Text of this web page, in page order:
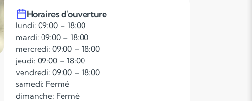
Horaires d'ouverture
lundi: 09:00 – 18:00
mardi: 09:00 – 18:00
mercredi: 09:00 – 18:00
jeudi: 09:00 – 18:00
vendredi: 09:00 – 18:00
samedi: Fermé
dimanche: Fermé